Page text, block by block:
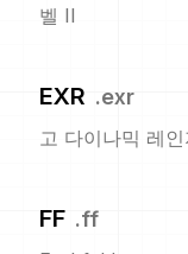
벨 II
EXR .exr
고 다이나믹 레
FF .ff